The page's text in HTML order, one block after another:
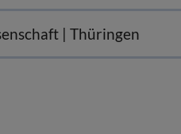
| Thüringen